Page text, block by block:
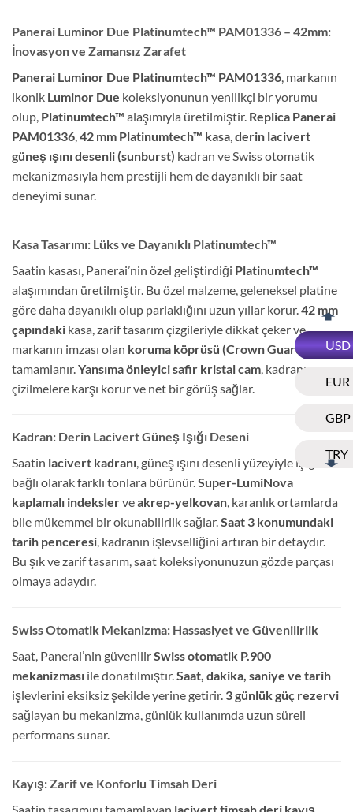
USD
EUR
GBP
TRY
Panerai Luminor Due Platinumtech™ PAM01336 – 42mm:
İnovasyon ve Zamansız Zarafet
Panerai Luminor Due Platinumtech™ PAM01336 , markanın
ikonik Luminor Due koleksiyonunun yenilikçi bir yorumu
olup, Platinumtech™ alaşımıyla üretilmiştir. Replica Panerai
PAM01336 42 mm Platinumtech™ kasa derin lacivert
güneş ışını desenli (sunburst) kadran ve Swiss otomatik
mekanizmasıyla hem prestijli hem de dayanıklı bir saat
deneyimi sunar.
Kasa Tasarımı: Lüks ve Dayanıklı Platinumtech™
Saatin kasası, Panerai’nin özel geliştirdiği Platinumtech™
alaşımından üretilmiştir. Bu özel malzeme, geleneksel platine
göre daha dayanıklı olup parlaklığını uzun yıllar korur. 42 mm
çapındaki kasa, zarif tasarım çizgileriyle dikkat çeker ve
markanın imzası olan koruma köprüsü (Crown Guard)ile
tamamlanır. Yansıma önleyici safir kristal cam , kadranı
çizilmelere karşı korur ve net bir görüş sağlar.
Kadran: Derin Lacivert Güneş Işığı Deseni
Saatin lacivert kadranı, güneş ışını desenli yüzeyiyle ışığa
bağlı olarak farklı tonlara bürünür.Super-LumiNova
kaplamalı indekslerveakrep-yelkovan, karanlık ortamlarda
bile mükemmel bir okunabilirlik sağlar.Saat 3 konumundaki
tarih penceresi, kadranın işlevselliğini artıran bir detaydır.
Bu şık ve zarif tasarım, saat koleksiyonunuzun gözde parçası
olmaya adaydır.
Swiss Otomatik Mekanizma: Hassasiyet ve Güvenilirlik
Saat, Panerai’nin güvenilirSwiss otomatik P.900
mekanizması ile donatılmıştır.Saat, dakika, saniye ve tarih
işlevlerini eksiksiz şekilde yerine getirir. 3 günlük güç rezervi
sağlayan bu mekanizma, günlük kullanımda uzun süreli
performans sunar.
Kayış: Zarif ve Konforlu Timsah Deri